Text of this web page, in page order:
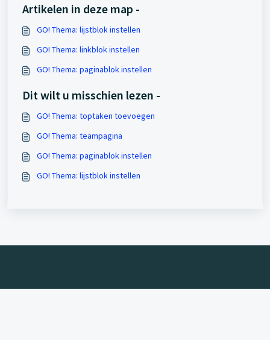
Artikelen in deze map -
GO! Thema: lijstblok instellen
GO! Thema: linkblok instellen
GO! Thema: paginablok instellen
Dit wilt u misschien lezen -
GO! Thema: toptaken toevoegen
GO! Thema: teampagina
GO! Thema: paginablok instellen
GO! Thema: lijstblok instellen